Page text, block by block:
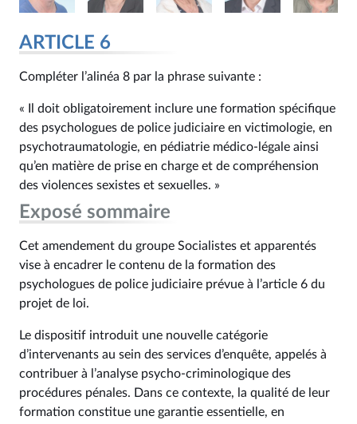
ARTICLE 6
Compléter l’alinéa 8 par la phrase suivante :
« Il doit obligatoirement inclure une formation spécifique
des psychologues de police judiciaire en victimologie, en
psychotraumatologie, en pédiatrie médico-légale ainsi
qu’en matière de prise en charge et de compréhension
des violences sexistes et sexuelles. »
Exposé sommaire
Cet amendement du groupe Socialistes et apparentés
vise à encadrer le contenu de la formation des
psychologues de police judiciaire prévue à l’article 6 du
projet de loi.
Le dispositif introduit une nouvelle catégorie
d’intervenants au sein des services d’enquête, appelés à
contribuer à l’analyse psycho-criminologique des
procédures pénales. Dans ce contexte, la qualité de leur
formation constitue une garantie essentielle, en